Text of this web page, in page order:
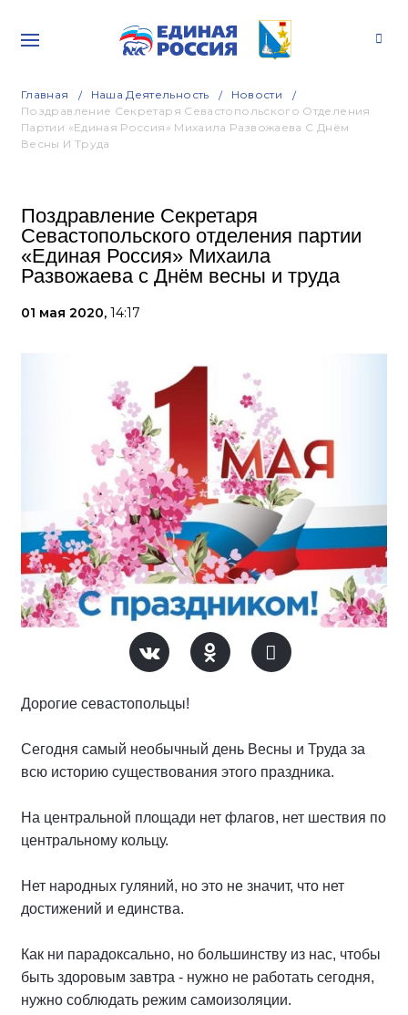
Главная Наша Деятельность
Новости
Поздравление Секретаря Севастопольского Отделения
Партии «Единая Россия» Михаила Развожаева С Днём
Весны И Труда
Поздравление Секретаря
Севастопольского отделения партии
«Единая Россия» Михаила
Развожаева с Днём весны и труда
01 мая 2020, 14:17
Дорогие севастопольцы!
Сегодня самый необычный день Весны и Труда за
всю историю существования этого праздника.
На центральной площади нет флагов, нет шествия по
центральному кольцу.
Нет народных гуляний, но это не значит, что нет
достижений и единства.
Как ни парадоксально, но большинству из нас, чтобы
быть здоровым завтра - нужно не работать сегодня,
нужно соблюдать режим самоизоляции.